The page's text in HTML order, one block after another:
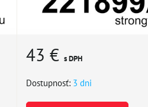
43 € s DPH
Dostupnosť: 3 dni